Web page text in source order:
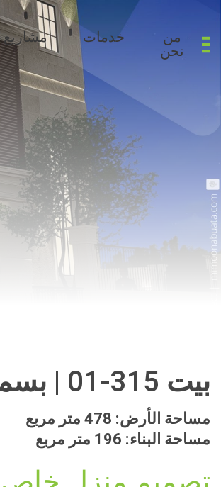
من
نحن
خدمات مشاريع
بيت 315-01 | بسمه طبعون
مساحة الأرض: 478 متر مربع
مساحة البناء: 196 متر مربع